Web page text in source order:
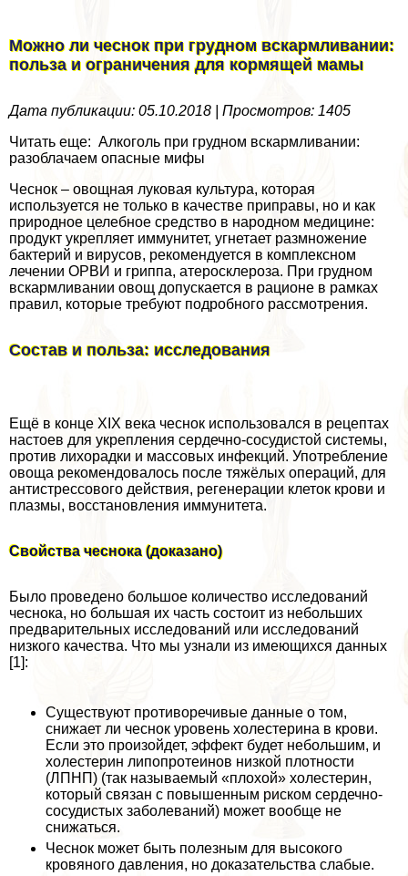
Можно ли чеснок при грудном вскармливании:
польза и ограничения для кормящей мамы
Дата публикации: 05.10.2018 | Просмотров: 1405
Читать еще: Алкоголь при грудном вскармливании:
разоблачаем опасные мифы
Чеснок – овощная луковая культура, которая
используется не только в качестве приправы, но и как
природное целебное средство в народном медицине:
продукт укрепляет иммунитет, угнетает размножение
бактерий и вирусов, рекомендуется в комплексном
лечении ОРВИ и гриппа, атеросклероза. При грудном
вскармливании овощ допускается в рационе в рамках
правил, которые требуют подробного рассмотрения.
Состав и польза: исследования
Ещё в конце XIX века чеснок использовался в рецептах
настоев для укрепления сердечно-сосудистой системы,
против лихорадки и массовых инфекций. Употрeбление
овоща рекомендовалось после тяжёлых операций, для
антистрессового действия, регенерации клеток крови и
плазмы, восстановления иммунитета.
Свойства чеснока (доказано)
Было проведено большое количество исследований
чеснока, но большая их часть состоит из небольших
предварительных исследований или исследований
низкого качества. Что мы узнали из имеющихся данных
[1]:
Существуют противоречивые данные о том,
снижает ли чеснок уровень холестерина в крови.
Если это произойдет, эффект будет небольшим, и
холестерин липопротеинов низкой плотности
(ЛПНП) (так называемый «плохой» холестерин,
который связан с повышенным риском сердечно-
сосудистых заболеваний) может вообще не
снижаться.
Чеснок может быть полезным для высокого
кровяного давления, но доказательства слабые.